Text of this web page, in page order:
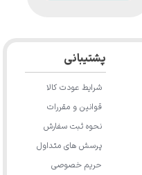
پشتیبانی
شرایط عودت کالا
قوانین و مقررات
نحوه ثبت سفارش
پرسش های متداول
حریم خصوصی